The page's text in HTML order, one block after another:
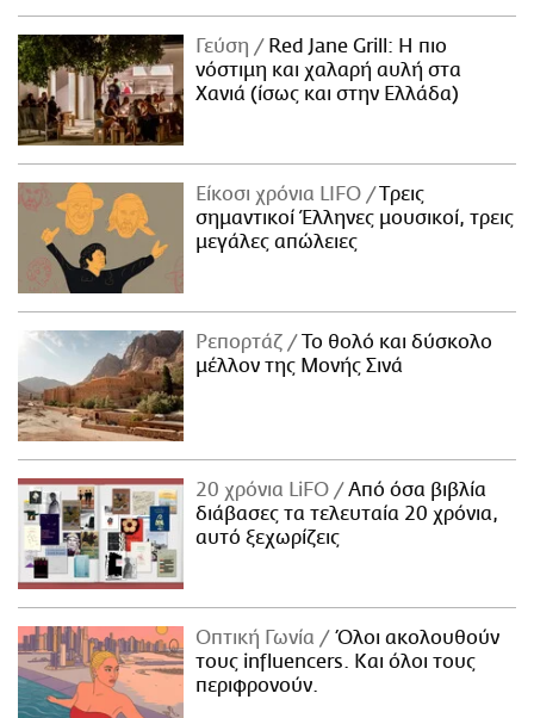
Γεύση
Red Jane Grill: Η πιο
νόστιμη και χαλαρή αυλή στα
Χανιά (ίσως και στην Ελλάδα)
Είκοσι χρόνια LIFO
Tρεις
σημαντικοί Έλληνες μουσικοί, τρεις
μεγάλες απώλειες
Ρεπορτάζ
Το θολό και δύσκολο
μέλλον της Μονής Σινά
20 χρόνια LiFO
Από όσα βιβλία
διάβασες τα τελευταία 20 χρόνια,
αυτό ξεχωρίζεις
Οπτική Γωνία
Όλοι ακολουθούν
τους influencers. Και όλοι τους
περιφρονούν.